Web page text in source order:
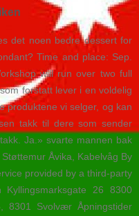
det noen bedre dessert for
Time and place: Sep.
will run over two full
forstatt lever i en voldelig
produktene vi selger, og kan
takk til dere som sender
Ja.» svarte mannen bak
Åvika, Kabelvåg By
provided by a third-party
26 8300
8301 Svolvær Åpningstider